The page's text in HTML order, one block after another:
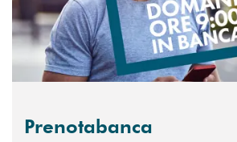
Prenotabanca